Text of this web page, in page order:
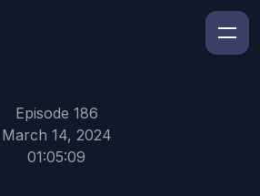
Episode 186
March 14, 2024
01:05:09